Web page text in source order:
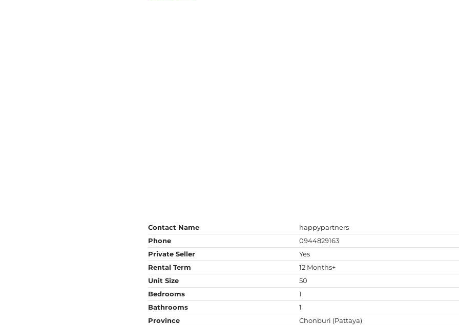
Contact Name
happypartners
Phone
0944829163
Private Seller
Yes
Rental Term
12 Months+
Unit Size
50
Bedrooms
1
Bathrooms
1
Province
Chonburi (Pattaya)